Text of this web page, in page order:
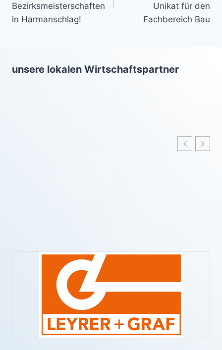
Bezirksmeisterschaften
in Harmanschlag!
Unikat für den
Fachbereich Bau
unsere lokalen Wirtschaftspartner